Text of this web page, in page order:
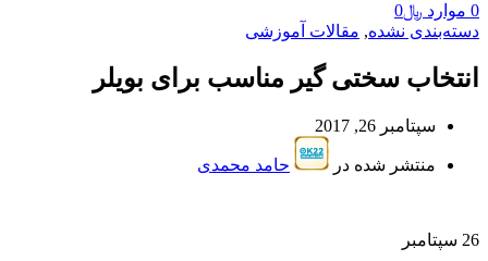
0 موارد ﷼0
دسته‌بندی نشده, مقالات آموزشی
انتخاب سختی گیر مناسب برای بویلر
سپتامبر 26, 2017
منتشر شده در حامد محمدی
26 سپتامبر